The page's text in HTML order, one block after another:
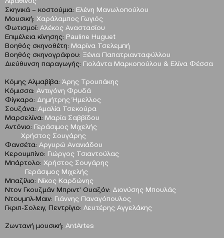
Σκηνικά – κοστούμια: Ελένη Μανωλοπούλου
Μουσική: Χαράλαμπος Γωγιός
Φωτισμοί: Αλέκος Αναστασίου
Επιμέλεια κίνησης: Pauline Huguet
Βοηθός σκηνοθέτη: Μαρίνα Τσελεμπή
Βοηθός σκηνογράφου: Ξένια Παπατριανταφύλλου
Διεύθυνση παραγωγής: Γιολάντα Μαρκοπούλου & Ελίνα Φέσσα
Κόμης Αλμαβίβα: Άρης Τρουπάκης
Κόμισσα: Αντιγόνη Φρυδά
Φίγκαρο: Δημήτρης Ήμελλος
Σουζάνα: Αμαλία Τσεκούρα
Μαρσελίνα: Μαρία Σαββίδου
Αντόνιο: Γεράσιμος Μιχελής
Χρήστος Σουγάρης
Φανσέτα: Αργυρώ Ανανιάδου
Κερουμπίνο: Γιώργος Τσιαντούλας
Μπάρτολο: Χρήστος Σουγάρης
Γεράσιμος Μιχελής
Μπαζίλιο: Νίκος Καρδώνης
Ντον Γκουζμάν Μπριντ’ Ουαζόν: Διονύσης Μπουλάς
Ντουμπλ-Μαιν: Γιάννης Παναγόπουλος
Γκριπ-Σολειγ, Πεντρίγιο: Λευτέρης Αγγελάκης
Ζωντανή μουσική: AntArtes